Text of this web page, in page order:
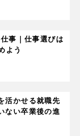
事｜仕事選びは
よう
活かせる就職先
ない卒業後の進